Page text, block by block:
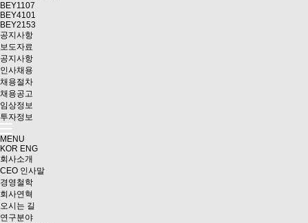
BEY1107
BEY4101
BEY2153
공지사항
보도자료
공지사항
인사채용
채용절차
채용공고
임상정보
투자정보
MENU
KOR ENG
회사소개
CEO 인사말
경영철학
회사연혁
오시는 길
연구분야